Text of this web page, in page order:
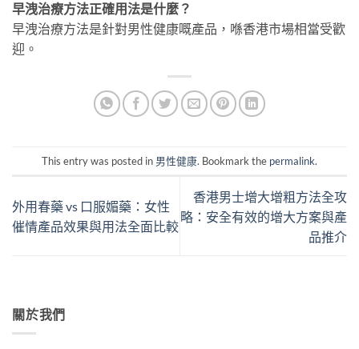
早洩治療方法正確用法是什麼？
早洩治療方法是針對男性健康嘅產品，喺香港市場相當受歡
迎。
This entry was posted in 男性健康. Bookmark the permalink.
外用春藥 vs 口服媚藥：女性
催情產品效果與用法全面比較
香港男士增大增粗方法全攻
略：安全有效的增大方案與產
品推介
關於我們